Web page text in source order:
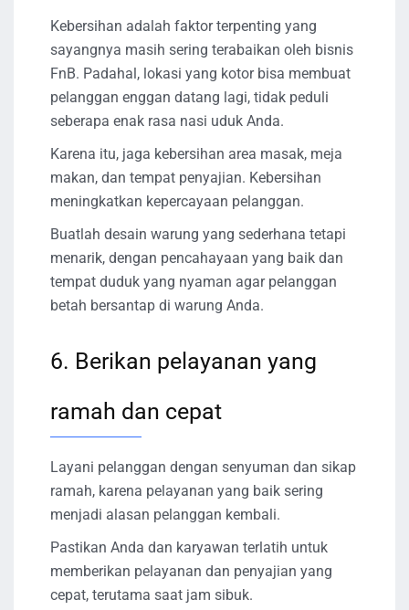
Kebersihan adalah faktor terpenting yang
sayangnya masih sering terabaikan oleh bisnis
FnB. Padahal, lokasi yang kotor bisa membuat
pelanggan enggan datang lagi, tidak peduli
seberapa enak rasa nasi uduk Anda.
Karena itu, jaga kebersihan area masak, meja
makan, dan tempat penyajian. Kebersihan
meningkatkan kepercayaan pelanggan.
Buatlah desain warung yang sederhana tetapi
menarik, dengan pencahayaan yang baik dan
tempat duduk yang nyaman agar pelanggan
betah bersantap di warung Anda.
6. Berikan pelayanan yang
ramah dan cepat
Layani pelanggan dengan senyuman dan sikap
ramah, karena pelayanan yang baik sering
menjadi alasan pelanggan kembali.
Pastikan Anda dan karyawan terlatih untuk
memberikan pelayanan dan penyajian yang
cepat, terutama saat jam sibuk.